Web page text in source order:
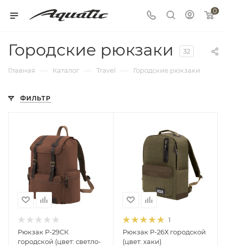
0
Городские рюкзаки 32
Главная — Каталог — Travel — Городские рюкзаки
ФИЛЬТР
Рюкзак Р-29СК
городской (цвет: светло-
1
Рюкзак Р-26Х городской
(цвет: хаки)